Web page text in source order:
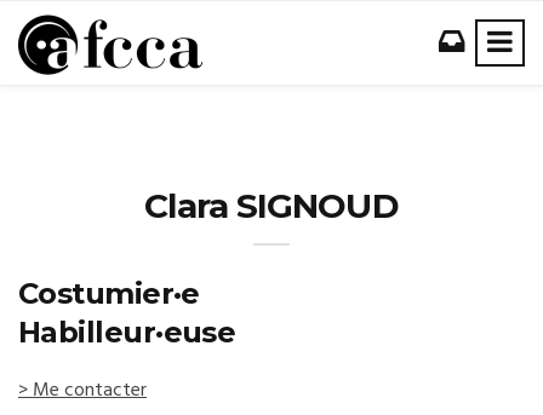
Clara SIGNOUD
Costumier·e
Habilleur·euse
> Me contacter